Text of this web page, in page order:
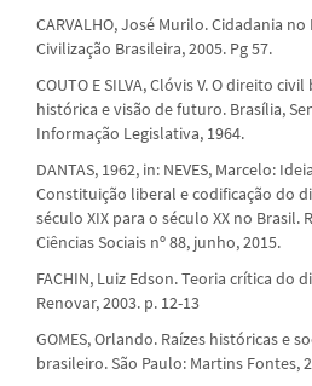
CARVALHO, José Murilo. Cidadania
Civilização Brasileira, 2005. Pg 57.
COUTO E SILVA, Clóvis V. O direito
histórica e visão de futuro. Brasília,
Informação Legislativa, 1964.
DANTAS, 1962, in: NEVES, Marcelo:
Constituição liberal e codificação do
século XIX para o século XX no Brasil.
Ciências Sociais nº 88, junho, 2015.
FACHIN, Luiz Edson. Teoria crítica do
Renovar, 2003. p. 12-13
GOMES, Orlando. Raízes históricas e
brasileiro. São Paulo: Martins Fontes,